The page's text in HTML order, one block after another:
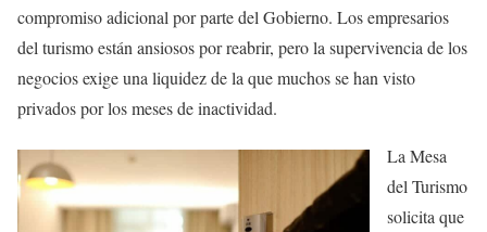
compromiso adicional por parte del Gobierno. Los empresarios
del turismo están ansiosos por reabrir, pero la supervivencia de los
negocios exige una liquidez de la que muchos se han visto
privados por los meses de inactividad.
La Mesa
del Turismo
solicita que